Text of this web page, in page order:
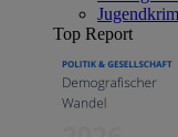
Top Report